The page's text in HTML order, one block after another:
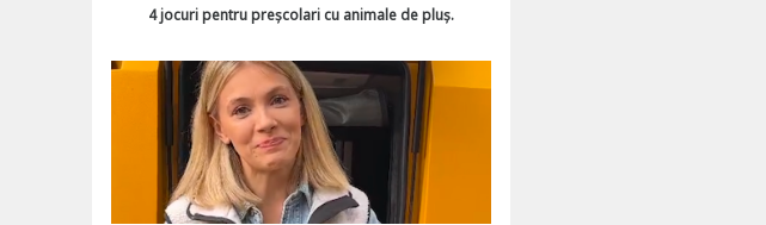
4 jocuri pentru preșcolari cu animale de pluș.